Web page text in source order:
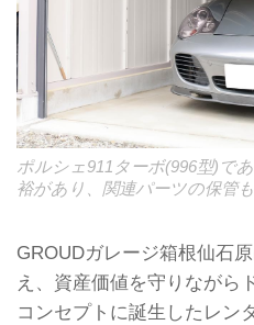
ポルシェ911ターボ(996型)で
裕があり、関連パーツの保管
GROUDガレージ箱根仙石
え、資産価値を守りながら
コンセプトに誕生したレン